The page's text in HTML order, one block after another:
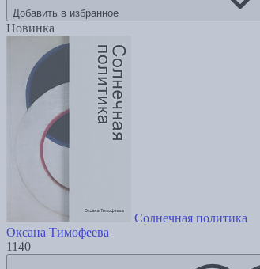
Добавить в избранное
Новинка
Солнечная политика
Оксана Тимофеева
1140